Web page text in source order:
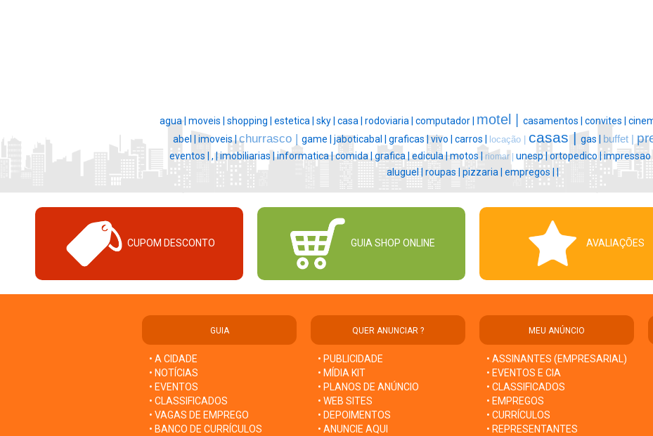
agua | moveis | shopping | estetica | sky | casa | rodoviaria | computador | motel | casamentos | convites |
abel | imoveis |churrasco | game | jaboticabal | graficas | vivo | carros | locação | casas |gas | buffet |
eventos | , |imobiliarias |informatica |comida | grafica | edicula |motos | riomar | unesp |ortopedico |
aluguel | roupas | pizzaria | empregos |
CUPOM DESCONTO GUIA SHOP ONLINE AVALIAÇÕES
GUIA
• A CIDADE
• NOTÍCIAS
• EVENTOS
• CLASSIFICADOS
• VAGAS DE EMPREGO
• BANCO DE CURRÍCULOS
QUER ANUNCIAR ?
• PUBLICIDADE
• MÍDIA KIT
• PLANOS DE ANÚNCIO
• WEB SITES
• DEPOIMENTOS
• ANUNCIE AQUI
MEU ANÚNCIO
• ASSINANTES (EMPRESARIAL)
• EVENTOS E CIA
• CLASSIFICADOS
• EMPREGOS
• CURRÍCULOS
• REPRESENTANTES